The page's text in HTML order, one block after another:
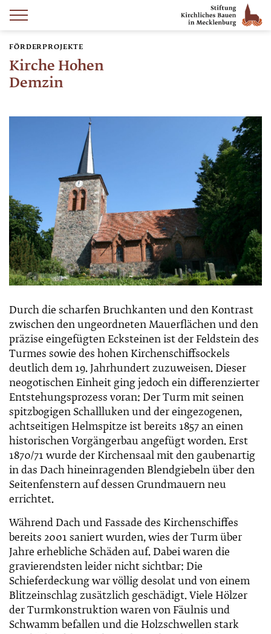
FÖRDERPROJEKTE
Kirche Hohen
Demzin
Durch die scharfen Bruchkanten und den Kontrast
zwischen den ungeordneten Mauerflächen und den
präzise eingefügten Ecksteinen ist der Feldstein des
Turmes sowie des hohen Kirchenschiffsockels
deutlich dem 19. Jahrhundert zuzuweisen. Dieser
neogotischen Einheit ging jedoch ein differenzierter
Entstehungsprozess voran: Der Turm mit seinen
spitzbogigen Schallluken und der eingezogenen,
achtseitigen Helmspitze ist bereits 1857 an einen
historischen Vorgängerbau angefügt worden. Erst
1870/71 wurde der Kirchensaal mit den gaubenartig
in das Dach hineinragenden Blendgiebeln über den
Seitenfenstern auf dessen Grundmauern neu
errichtet.
Während Dach und Fassade des Kirchenschiffes
bereits 2001 saniert wurden, wies der Turm über
Jahre erhebliche Schäden auf. Dabei waren die
gravierendsten leider nicht sichtbar: Die
Schieferdeckung war völlig desolat und von einem
Blitzeinschlag zusätzlich geschädigt. Viele Hölzer
der Turmkonstruktion waren von Fäulnis und
Schwamm befallen und die Holzschwellen stark